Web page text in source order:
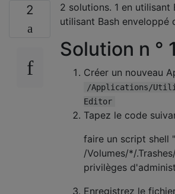
2
2 solutions. 1 en utilisant
utilisant Bash enveloppé
Solution n ° 1
Créer un nouveau
/Applications/
Editor
Tapez le code
faire un script shell
/Volumes/*/
privilèges
Enregistrez le